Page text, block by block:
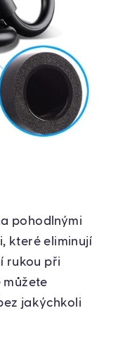
pohodlnými
které eliminují
rukou při
můžete
jakýchkoli